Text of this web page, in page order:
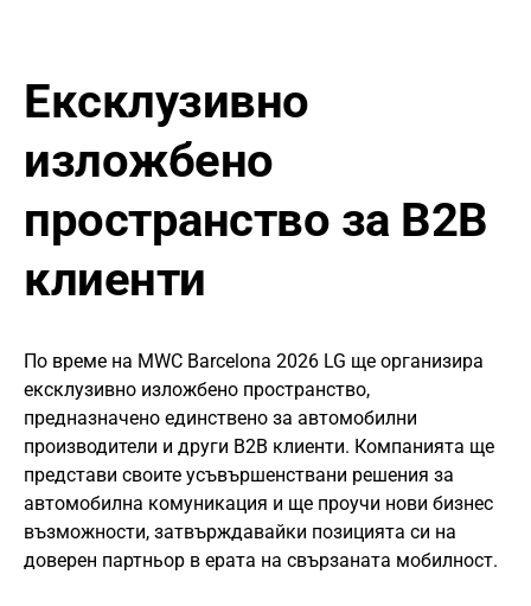
Ексклузивно
изложбено
пространство за B2B
клиенти
По време на MWC Barcelona 2026 LG ще организира
ексклузивно изложбено пространство,
предназначено единствено за автомобилни
производители и други B2B клиенти. Компанията ще
представи своите усъвършенствани решения за
автомобилна комуникация и ще проучи нови бизнес
възможности, затвърждавайки позицията си на
доверен партньор в ерата на свързаната мобилност.